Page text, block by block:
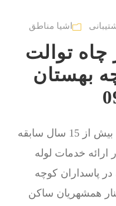
اشیا مناطق
چاه توالت
بهستان
گروه فنی آذین گستر آچاگ ، با بیش از 15 سال سابقه
ارائه خدمات لوله
پاسداران کوچه
همشهریان ساکن